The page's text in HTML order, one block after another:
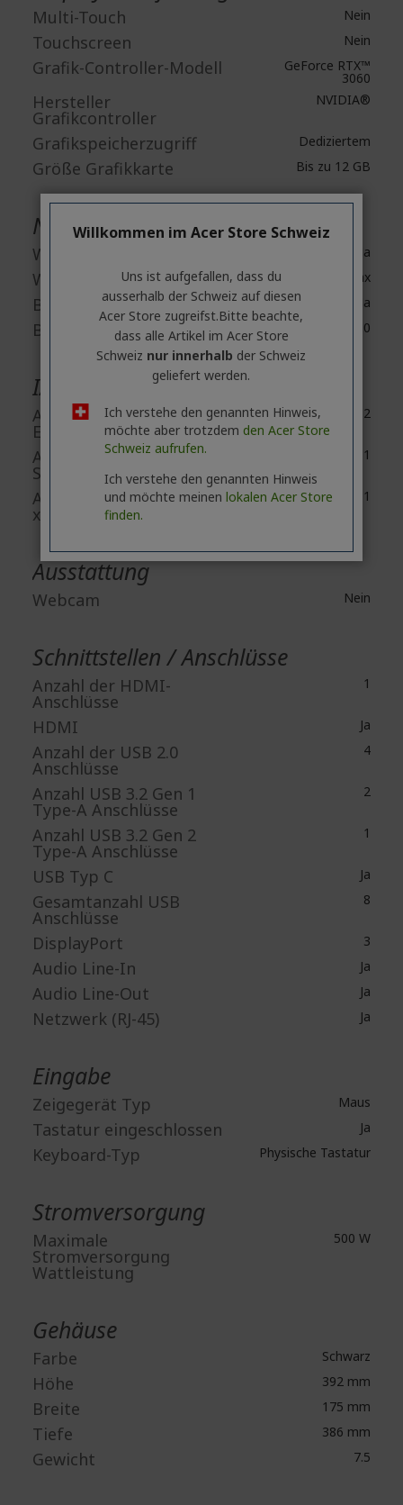
Multi-Touch Nein
Touchscreen Nein
Grafik-Controller-Modell GeForce RTX™
3060
Hersteller
Grafikcontroller
NVIDIA®
Grafikspeicherzugriff Dediziertem
Größe Grafikkarte Bis zu 12 GB
Netzwerk & Kommunikation
Wireless LAN Ja
Wireless LAN-Standard IEEE 802.11ax
Bluetooth Ja
Bluetooth Standard Bluetooth 5.0
I/O Erweiterungen
Anzahl der
Erweiterungssteckplätze
2
Anzahl der PCI Express x1
Steckplätze
1
Anzahl der PCI Express
x16 Steckplätze
1
Ausstattung
Webcam Nein
Schnittstellen / Anschlüsse
Anzahl der HDMI-
Anschlüsse
1
HDMI Ja
Anzahl der USB 2.0
Anschlüsse
4
Anzahl USB 3.2 Gen 1
Type-A Anschlüsse
2
Anzahl USB 3.2 Gen 2
Type-A Anschlüsse
1
USB Typ C Ja
Gesamtanzahl USB
Anschlüsse
8
DisplayPort 3
Audio Line-In Ja
Audio Line-Out Ja
Netzwerk (RJ-45) Ja
Eingabe
Zeigegerät Typ Maus
Tastatur eingeschlossen Ja
Keyboard-Typ Physische Tastatur
Stromversorgung
Maximale
Stromversorgung
Wattleistung
500 W
Gehäuse
Farbe Schwarz
Höhe 392 mm
Breite 175 mm
Tiefe 386 mm
Gewicht 7.5
Willkommen im Acer Store Schweiz
Uns ist aufgefallen, dass du
ausserhalb ​der Schweiz auf diesen
Acer Store zugreifst.​Bitte beachte,
dass alle Artikel im Acer Store
Schweiz nur innerhalb der Schweiz
geliefert werden.
Ich verstehe den genannten Hinweis,
möchte aber trotzdem den Acer Store
Schweiz aufrufen.
Ich verstehe den genannten Hinweis
und möchte meinen lokalen Acer Store
finden.